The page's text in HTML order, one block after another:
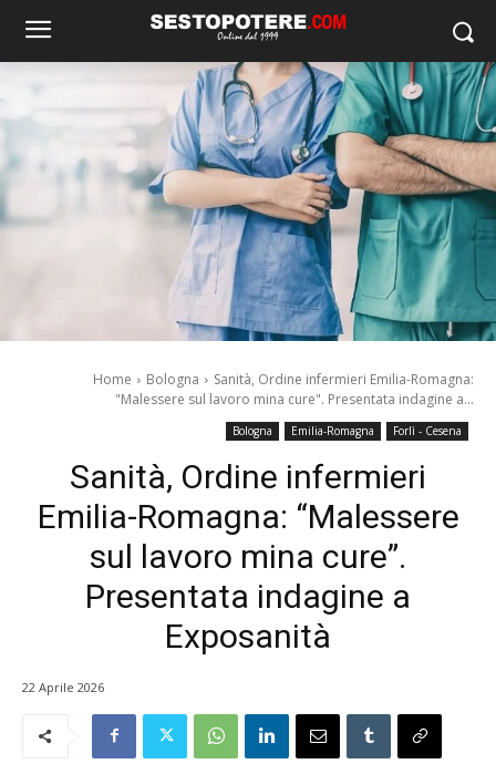
Home Bologna
Sanità, Ordine infermieri Emilia-Romagna:
"Malessere sul lavoro mina cure". Presentata indagine a...
Bologna Emilia-Romagna Forlì - Cesena
Sanità, Ordine infermieri
Emilia-Romagna: “Malessere
sul lavoro mina cure”.
Presentata indagine a
Exposanità
22 Aprile 2026